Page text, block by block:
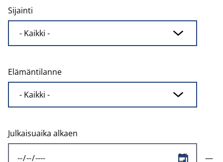
Sijainti
Elämäntilanne
Julkaisuaika alkaen